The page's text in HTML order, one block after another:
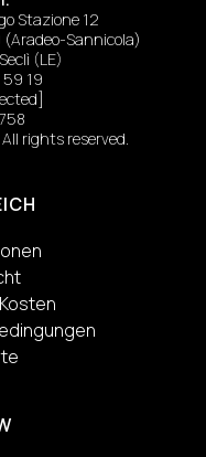
Stazione 12
Sannicola)
(LE)
19
rights reserved.